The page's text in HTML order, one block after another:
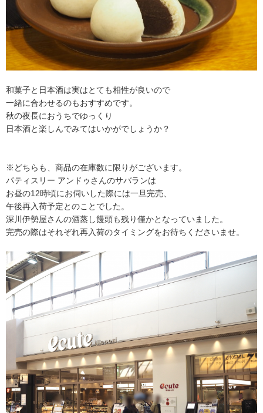
和菓子と日本酒は実はとても相性が良いので
一緒に合わせるのもおすすめです。
秋の夜長におうちでゆっくり
日本酒と楽しんでみてはいかがでしょうか？
※どちらも、商品の在庫数に限りがございます。
パティスリー アンドゥさんのサバランは
お昼の12時頃にお伺いした際には一旦完売、
午後再入荷予定とのことでした。
深川伊勢屋さんの酒蒸し饅頭も残り僅かとなっていました。
完売の際はそれぞれ再入荷のタイミングをお待ちくださいませ。